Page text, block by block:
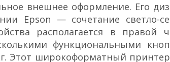
внешнее оформление. Его
Epson — сочетание светло-
располагается в правой
функциональными
Этот широкоформатный